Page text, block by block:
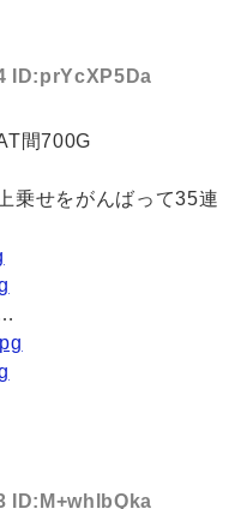
ID:prYcXP5Da
間700G
乗せをがんばって35連
ID:M+whlbQka